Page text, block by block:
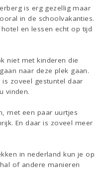
is erg gezellig maar
in de schoolvakanties.
en lessen echt op tijd
niet met kinderen die
naar deze plek gaan.
zoveel gestuntel daar
vinden.
met een paar uurtjes
En daar is zoveel meer
in nederland kun je op
of andere manieren